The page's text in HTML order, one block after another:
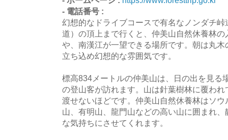
- 電話番号 :
幻想的なドライブコースで有名なノンダチ
道）の頂上まで行くと、仲美山自然休養林
や、南漢江が一望できる場所です。朝は丸
立ち込め幻想的な雰囲気です。
標高834メートルの仲美山は、日の出を見る
の登山客が訪れます。山は針葉樹林に覆わ
渡せないほどです。仲美山自然休養林はソ
山、有明山、龍門山などの高い山に囲まれ
な気持ちにさせてくれます。